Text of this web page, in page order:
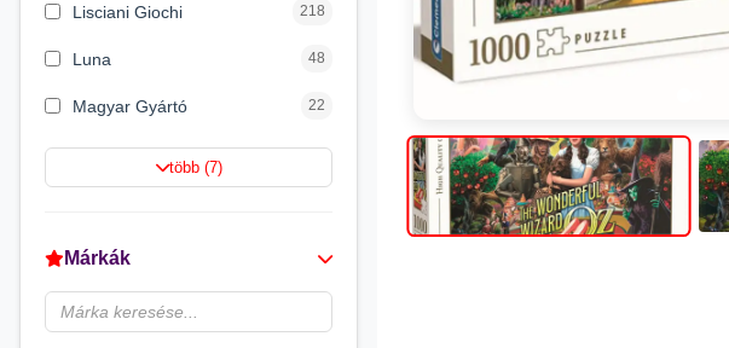
Lisciani Giochi 218
Luna 48
Magyar Gyártó 22
Spin Master 16
Flair Toys
Zikin 2
több (7)
Márkák